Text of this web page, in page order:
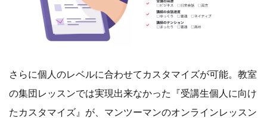
さらに個人のレベルに合わせてカスタマイズが可能。教室
の集団レッスンでは実現出来なかった『受講生個人に向け
たカスタマイズ』が、マンツーマンのオンラインレッスン